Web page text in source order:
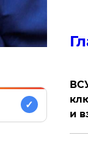
✓
и